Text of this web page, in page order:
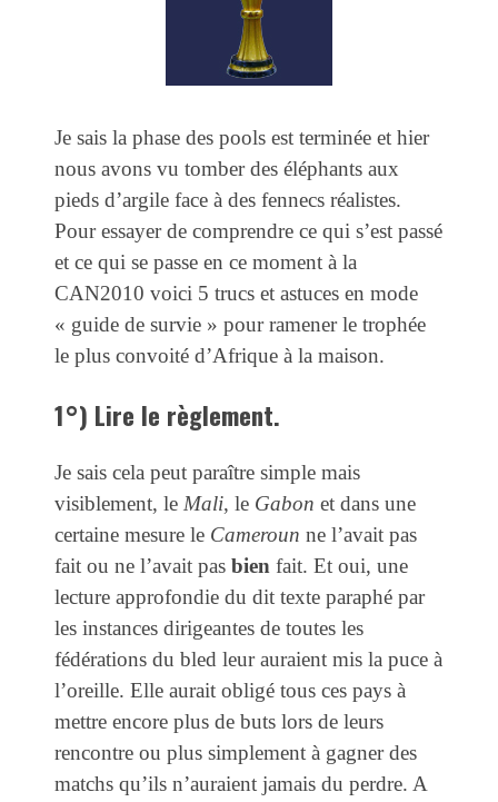
Je sais la phase des pools est terminée et hier
nous avons vu tomber des éléphants aux
pieds d’argile face à des fennecs réalistes.
Pour essayer de comprendre ce qui s’est passé
et ce qui se passe en ce moment à la
CAN2010 voici 5 trucs et astuces en mode
« guide de survie » pour ramener le trophée
le plus convoité d’Afrique à la maison.
1°) Lire le règlement.
Je sais cela peut paraître simple mais
visiblement, le Mali, le Gabon et dans une
certaine mesure le Cameroun ne l’avait pas
fait ou ne l’avait pas bien fait. Et oui, une
lecture approfondie du dit texte paraphé par
les instances dirigeantes de toutes les
fédérations du bled leur auraient mis la puce à
l’oreille. Elle aurait obligé tous ces pays à
mettre encore plus de buts lors de leurs
rencontre ou plus simplement à gagner des
matchs qu’ils n’auraient jamais du perdre. A